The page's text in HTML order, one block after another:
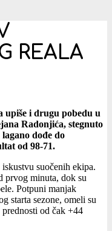
REALA
upiše i drugu pobedu u
Radonjića, stegnuto
dođe do
od 98-71.
suočenih ekipa.
prvog minuta, dok su
Potpuni manjak
starta sezone, omeli su
od čak +44